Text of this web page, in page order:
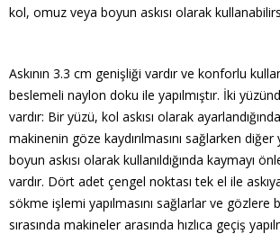
kol, omuz veya boyun askısı olarak
Askının 3.3 cm genişliği vardır ve konforlu
beslemeli naylon doku ile yapılmıştır. İki
vardır: Bir yüzü, kol askısı olarak
makinenin göze kaydırılmasını sağlarken
boyun askısı olarak kullanıldığında kaymayı
vardır. Dört adet çengel noktası tek el ile
sökme işlemi yapılmasını sağlarlar ve gözlere
sırasında makineler arasında hızlıca geçiş